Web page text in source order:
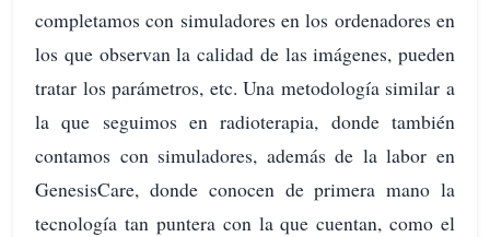
completamos con simuladores en los ordenadores en
los que observan la calidad de las imágenes, pueden
tratar los parámetros, etc. Una metodología similar a
la que seguimos en radioterapia, donde también
contamos con simuladores, además de la labor en
GenesisCare, donde conocen de primera mano la
tecnología tan puntera con la que cuentan, como el